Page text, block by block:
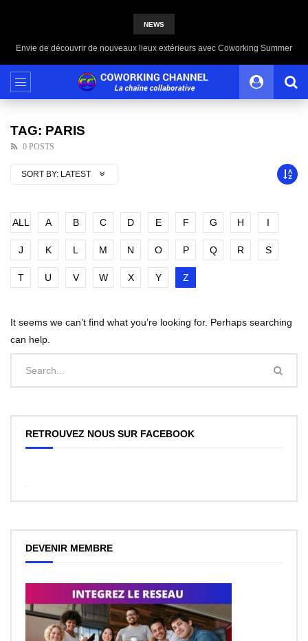
NEWS
Envie de découvrir de nouveaux lieux extérieurs avec Coworking Summer
TAG: PARIS
0 POSTS
SORT BY: LATEST
ALL A B C D E F G H I
J K L M N O P Q R S
T U V W X Y Z
It seems we can’t find what you’re looking for. Perhaps searching
can help.
RETROUVEZ NOUS SUR FACEBOOK
DEVENIR MEMBRE